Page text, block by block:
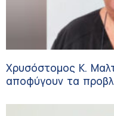
Χρυσόστομος Κ.
αποφύγουν τα